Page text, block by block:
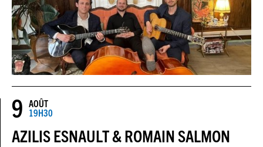
9 AOÛT
19H30
AZILIS ESNAULT & ROMAIN SALMON